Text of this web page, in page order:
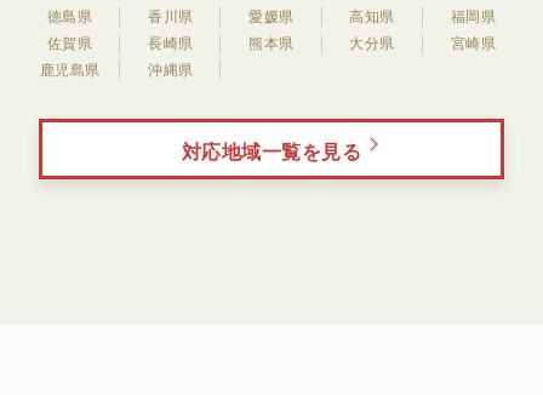
徳島県
香川県 愛媛県 高知県
福岡県
佐賀県
長崎県 熊本県 大分県
宮崎県
鹿児島県
沖縄県
対応地域一覧を見る